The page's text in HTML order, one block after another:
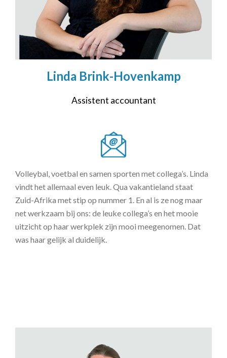
Linda Brink-Hovenkamp
Assistent accountant
Volleybal, voetbal en samen sporten met collega’s. Linda
vindt het allemaal even leuk. Qua vakantieland staat
Zuid-Afrika met stip op nummer 1. En al is ze nog maar
net werkzaam bij ons: de leuke collega’s en het mooie
uitzicht op haar werkplek zijn mooi meegenomen. Dat
was haar gelijk al duidelijk.